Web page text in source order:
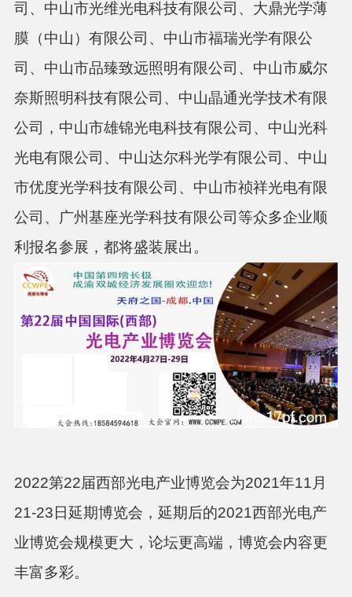
司、中山市光维光电科技有限公司、大鼎光学薄
膜（中山）有限公司、中山市福瑞光学有限公
司、中山市品臻致远照明有限公司、中山市威尔
奈斯照明科技有限公司、中山晶通光学技术有限
公司，中山市雄锦光电科技有限公司、中山光科
光电有限公司、中山达尔科光学有限公司、中山
市优度光学科技有限公司、中山市祯祥光电有限
公司、广州基座光学科技有限公司等众多企业顺
利报名参展，都将盛装展出。
2022第22届西部光电产业博览会为2021年11 月
21-23日延期博览会，延期后的2021西部光电产
业博览会规模更大，论坛更高端，博览会内容更
丰富多彩。